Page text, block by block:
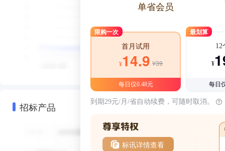
招标产品
单省会员
限购一次
首月试用
¥14.9 ¥39
每日仅0.48元
最划算
12
¥
每日
到期29元/月/省自动续费，可随时取消。
标讯详情查看